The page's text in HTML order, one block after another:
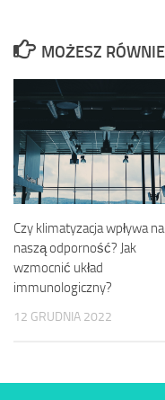
MOŻESZ
Czy klimatyzacja wpływa na
naszą odporność? Jak
wzmocnić układ
immunologiczny?
12 GRUDNIA 2022